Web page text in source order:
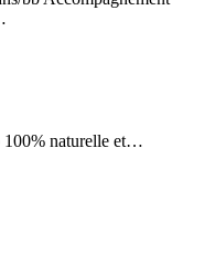
100% naturelle et…